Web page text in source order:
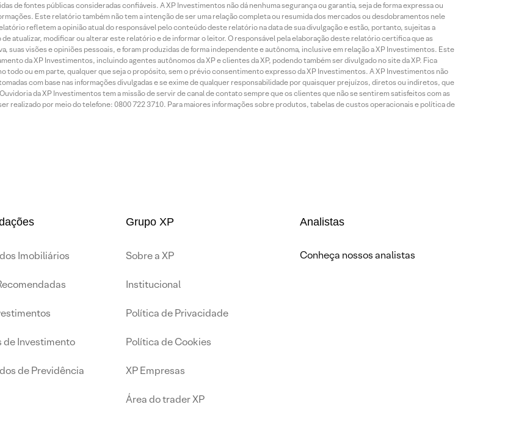
de fontes públicas consideradas confiáveis. A XP Investimentos não dá nenhuma segurança ou garantia, seja de forma expressa ou
Este relatório também não tem a intenção de ser uma relação completa ou resumida dos mercados ou desdobramentos nele
refletem a opinião atual do responsável pelo conteúdo deste relatório na data de sua divulgação e estão, portanto, sujeitas a
atualizar, modificar ou alterar este relatório e de informar o leitor. O responsável pela elaboração deste relatório certifica que as
suas visões e opiniões pessoais, e foram produzidas de forma independente e autônoma, inclusive em relação a XP Investimentos. Este
da XP Investimentos, incluindo agentes autônomos da XP e clientes da XP, podendo também ser divulgado no site da XP. Fica
todo ou em parte, qualquer que seja o propósito, sem o prévio consentimento expresso da XP Investimentos. A XP Investimentos não
com base nas informações divulgadas e se exime de qualquer responsabilidade por quaisquer prejuízos, diretos ou indiretos, que
da XP Investimentos tem a missão de servir de canal de contato sempre que os clientes que não se sentirem satisfeitos com as
realizado por meio do telefone: 0800 722 3710. Para maiores informações sobre produtos, tabelas de custos operacionais e política de
Imobiliários
de Investimento
de Previdência
Grupo XP
Sobre a XP
Institucional
Política de Privacidade
Política de Cookies
XP Empresas
Área do trader XP
Analistas
Conheça nossos analistas